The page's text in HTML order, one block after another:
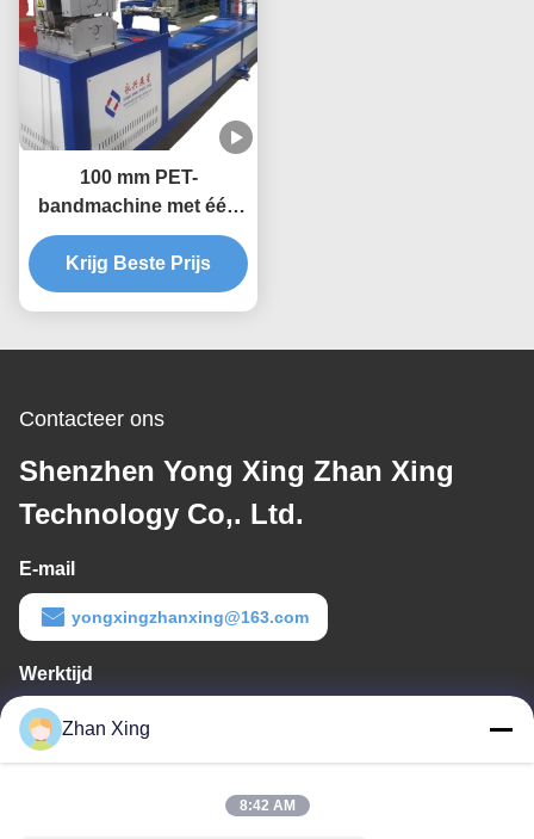
100 mm PET-
bandmachine met één
schroef 38CrMoALA
Krijg Beste Prijs
Contacteer ons
Shenzhen Yong Xing Zhan Xing
Technology Co,. Ltd.
E-mail
yongxingzhanxing@163.com
Werktijd
8:00-20:00
Ons adres
Zhan Xing
8:42 AM